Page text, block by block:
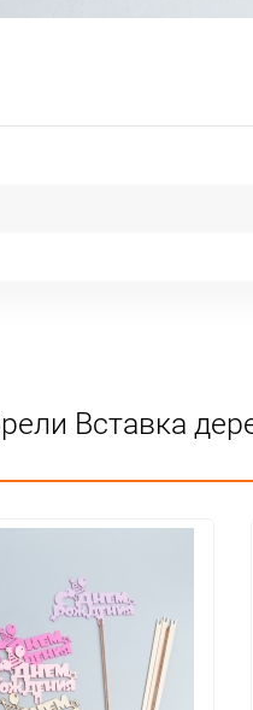
Вставка